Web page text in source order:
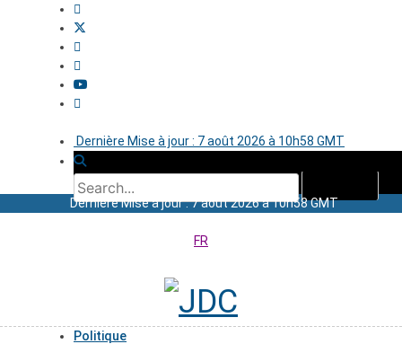
Dernière Mise à jour : 7 août 2026 à 10h58 GMT
Dernière Mise à jour : 7 août 2026 à 10h58 GMT
FR
Politique